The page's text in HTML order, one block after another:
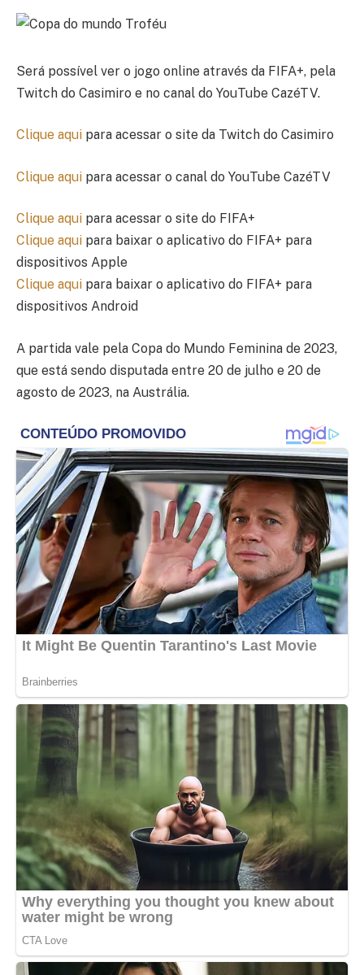
Será possível ver o jogo online através da FIFA+, pela
Twitch do Casimiro e no canal do YouTube CazéTV.
Clique aqui para acessar o site da Twitch do Casimiro
Clique aqui para acessar o canal do YouTube CazéTV
Clique aqui para acessar o site do FIFA+
Clique aqui para baixar o aplicativo do FIFA+ para
dispositivos Apple
Clique aqui para baixar o aplicativo do FIFA+ para
dispositivos Android
A partida vale pela Copa do Mundo Feminina de 2023,
que está sendo disputada entre 20 de julho e 20 de
agosto de 2023, na Austrália.